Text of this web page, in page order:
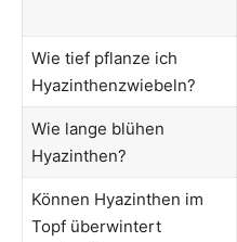
Wie tief pflanze ich
Hyazinthenzwiebeln?
Wie lange blühen
Hyazinthen?
Können Hyazinthen im
Topf überwintert